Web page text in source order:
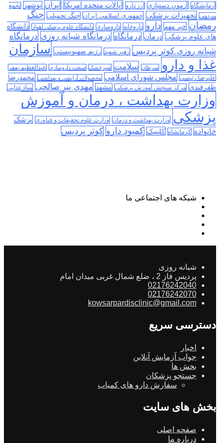
آزمایشگاه آزمون دستیاری ارز دارو ایالات متحده امریکا ایران بوشهر
تجمع
مردمی تجهیزات پزشکی جمهوری اسلامی ایران جنگ تحمیلی جنگ
رمضان خبر مهم دارو داروخانه داروسازی دانشگاه علوم پزشکی اهواز
دانشگاه
های علوم پزشکی درمان درمانگاه درمانگاه شبانه روزی درمانگاه
شبانه روزی کوثر پردیس رهبر شهید رژیم صهیونیستی سازمان
غذا و دارو
سرطان سلامت شیرخشک صنعت داروسازی عبدالعظیم بهفر
علیرضا رئیسی مجلس شورای اسلامی محصولات آرایشی و بهداشتی محمدرضا
ظفرقندی مرکز سنجش آموزش پزشکی مشهد مهدی پیر صالحی مواد غذایی
وزارت بهداشت ، درمان و آموزش
پزشکی وزارت بهداشت و درمان وزارت علوم تحقیقات و فناوری پزشک
خانواده کرمانشاه کلینیک کمبود دارو کوثر پردیس
شبکه های اجتماعی ما
شبانه روزی
پردیس فاز 2 ، ضلع شمال غربی میدان امام
02176242040
02176242070
kowsarpardisclinic@gmail.com
دسترسی سریع
اخبار
جواب آزمایش آنلاین
بخش ها
جستجو پزشکان
سفارش دارو های کمیاب
بخش های سایت
صفحه اصلی
درباره ما